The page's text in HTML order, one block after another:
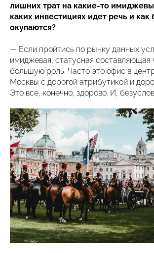
лишних трат на какие-то
каких инвестициях идет речь и как
окупаются?
— Если пройтись по рынку данных
имиджевая, статусная составляющая
большую роль. Часто это офис в
Москвы с дорогой атрибутикой и
Это все, конечно, здорово. И,